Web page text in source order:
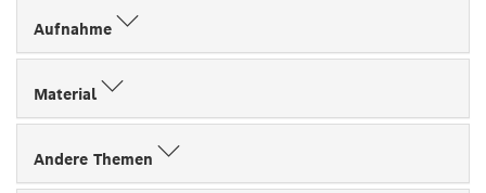
Aufnahme
Material
Andere Themen